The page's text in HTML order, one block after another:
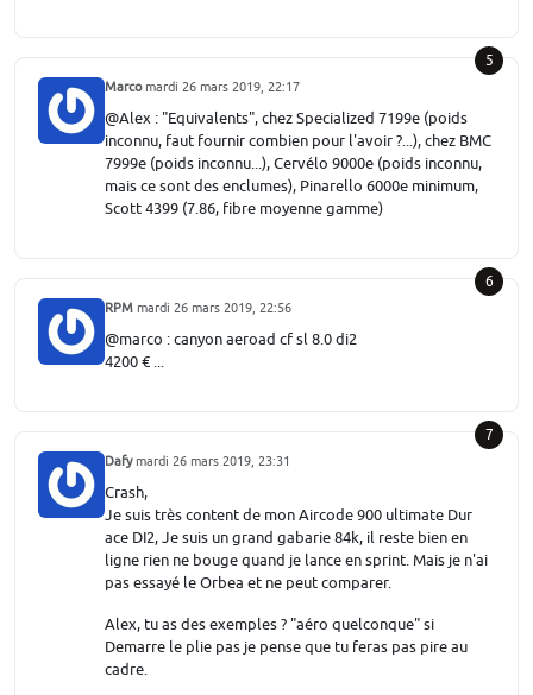
5
Marcomardi 26 mars 2019, 22:17
@Alex : "Equivalents", chez Specialized 7199e (poids
inconnu, faut fournir combien pour l'avoir ?...), chez BMC
7999e (poids inconnu...), Cervélo 9000e (poids inconnu,
mais ce sont des enclumes), Pinarello 6000e minimum,
Scott 4399 (7.86, fibre moyenne gamme)
6
RPM mardi 26 mars 2019, 22:56
@marco : canyon aeroad cf sl 8.0 di2
4200 € ...
7
Dafymardi 26 mars 2019, 23:31
Crash,
Je suis très content de mon Aircode 900 ultimate Dur
ace DI2, Je suis un grand gabarie 84k, il reste bien en
ligne rien ne bouge quand je lance en sprint. Mais je n'ai
pas essayé le Orbea et ne peut comparer.
Alex, tu as des exemples ? "aéro quelconque" si
Demarre le plie pas je pense que tu feras pas pire au
cadre.